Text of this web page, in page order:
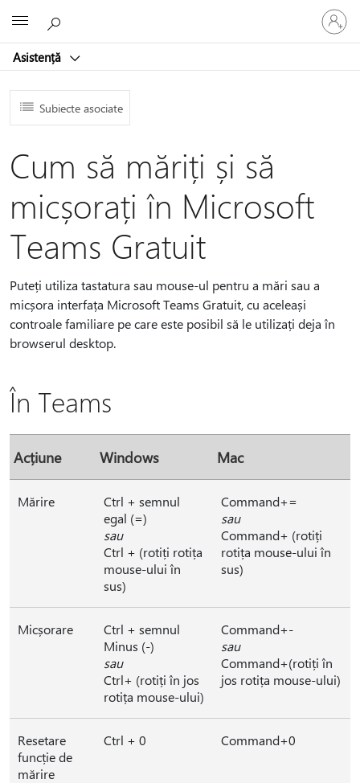
Asistență
vă
la
dvs.
Subiecte asociate
Cum să măriți și să
micșorați în Microsoft
Teams Gratuit
Puteți utiliza tastatura sau mouse-ul pentru a mări sau a
micșora interfața Microsoft Teams Gratuit, cu aceleași
controale familiare pe care este posibil să le utilizați deja în
browserul desktop.
În Teams
Acțiune Windows Mac
Mărire
Ctrl + semnul
egal (=)
sau
Ctrl + (rotiți rotița
mouse-ului în
sus)
Command+=
sau
Command+ (rotiți
rotița mouse-ului în
sus)
Micșorare
Ctrl + semnul
Minus (-)
sau
Ctrl+ (rotiți în jos
rotița mouse-ului)
Command+-
sau
Command+(rotiți în
jos rotița mouse-ului)
Resetare
funcție de
mărire
Ctrl + 0 Command+0